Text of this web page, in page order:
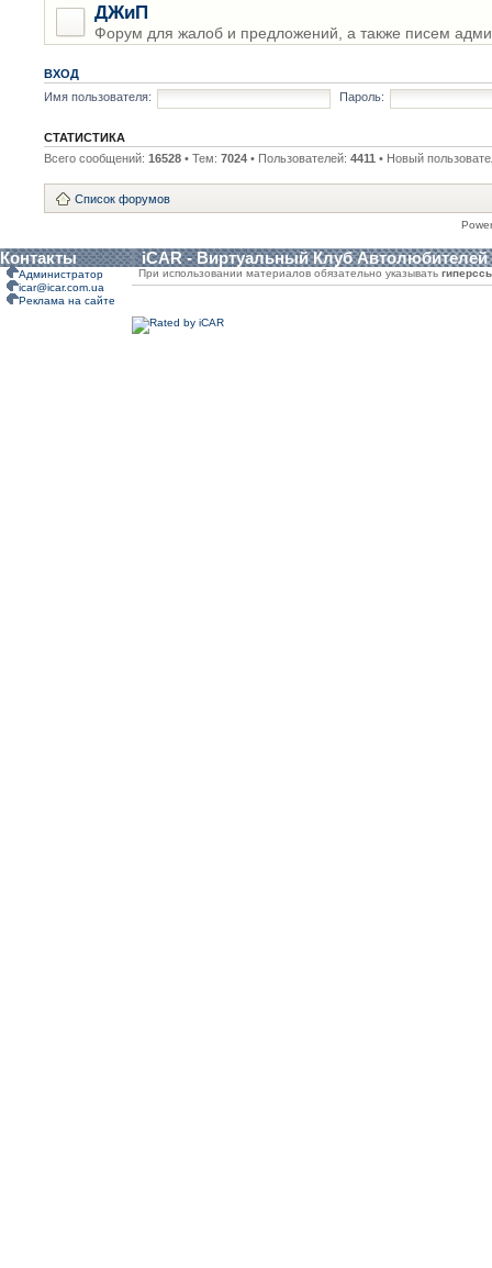
ДЖиП
Форум для жалоб и предложений, а также писем
ВХОД
Имя пользователя:
Пароль:
СТАТИСТИКА
Всего сообщений: 16528 • Тем: 7024 • Пользователей: 4411 • Новый
Список форумов
Контакты iCAR - Виртуальный Клуб Автолюбителей
Администратор
icar@icar.com.ua
Реклама на сайте
При использовании материалов обязательно указывать